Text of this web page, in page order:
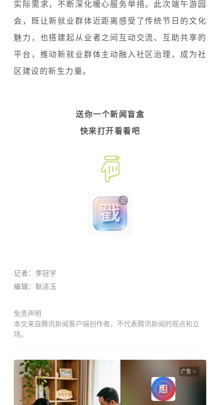
实际需求，不断深化暖心服务举措。此次端午游园
会，既让新就业群体近距离感受了传统节日的文化
魅力，也搭建起从业者之间互动交流、互助共享的
平台，推动新就业群体主动融入社区治理，成为社
区建设的新生力量。
送你一个新闻盲盒
快来打开看看吧
记者：李冠宇
编辑：耿洁玉
免责声明
本文来自腾讯新闻客户端创作者，不代表腾讯新闻的观点和立
场。
广告